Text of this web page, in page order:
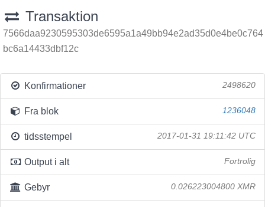
Transaktion
7566daa9230595303de6595a1a49bb94e2ad35d0e4be0c764
bc6a14433dbf12c
Konfirmationer 2498620
Fra blok 1236048
tidsstempel 2017-01-31 19:11:42 UTC
Output i alt Fortrolig
Gebyr 0.026223004800 XMR